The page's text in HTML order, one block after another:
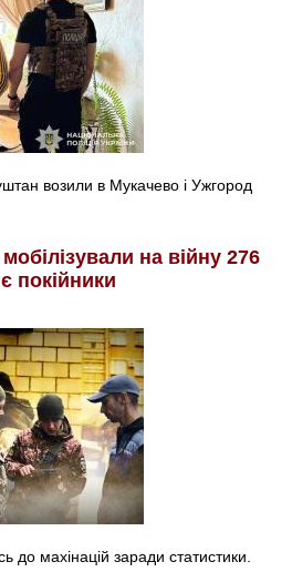
возили в Мукачево і Ужгород
на війну 276
покійники
до махінацій заради статистики.